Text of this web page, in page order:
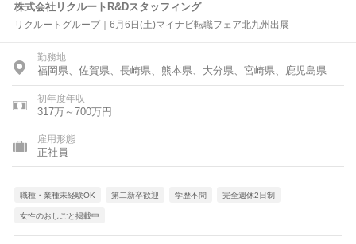
株式会社リクルートR&Dスタッフィング
リクルートグループ｜6月6日(土)マイナビ転職フェア北九州出展
勤務地
福岡県、佐賀県、長崎県、熊本県、大分県、宮崎県、鹿児島県
初年度年収
317万～700万円
雇用形態
正社員
職種・業種未経験OK 第二新卒歓迎 学歴不問 完全週休2日制
女性のおしごと掲載中